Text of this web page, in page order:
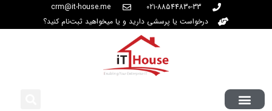
021-88544830-33
crm@it-house.me
درخواست یا پرسشی دارید و یا میخواهید ثبت‌نام کنید؟